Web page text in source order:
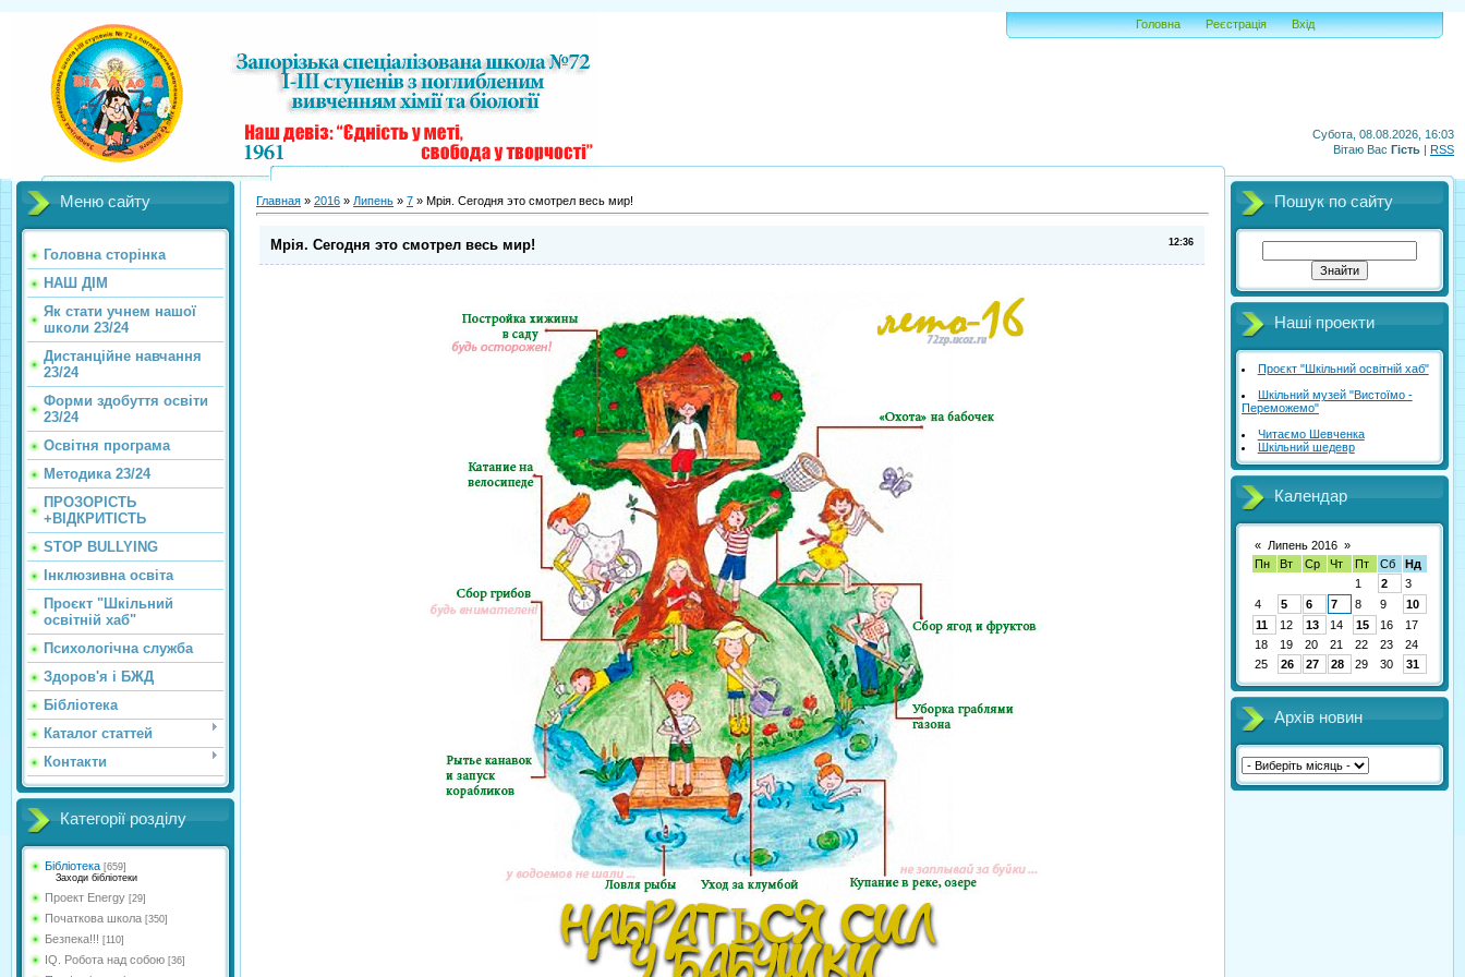
Субота, 08.08.2026, 16:03
Вітаю Вас Гість | RSS
Головна Реєстрація Вхід
Меню сайту
Головна сторінка
НАШ ДІМ
Як стати учнем нашої
школи 23/24
Дистанційне навчання
23/24
Форми здобуття освіти
23/24
Освітня програма
Методика 23/24
ПРОЗОРІСТЬ
+ВІДКРИТІСТЬ
STOP BULLYING
Інклюзивна освіта
Проєкт "Шкільний
освітній хаб"
Психологічна служба
Здоров'я і БЖД
Бібліотека
Каталог статтей
Контакти
Категорії розділу
Бібліотека [659]
Заходи бібліотеки
Проект Energy [29]
Початкова школа [350]
Безпека!!! [110]
IQ. Робота над собою [36]
Главная » 2016 » Липень » 7 » Мрія. Сегодня это смотрел весь мир!
12:36
Мрія. Сегодня это смотрел весь мир!
Пошук по сайту
Наші проекти
Проєкт "Шкільний освітній хаб"
Шкільний музей "Вистоїмо -
Переможемо"
Читаємо Шевченка
Шкільний шедевр
Календар
« Липень 2016 »
Пн
Вт Ср Чт Пт Сб
Нд
1
2
3
4
5 6 7 8 9
10
11
12 13 14 15 16
17
18
19 20 21 22 23
24
25
26 27 28 29 30 31
Архів новин